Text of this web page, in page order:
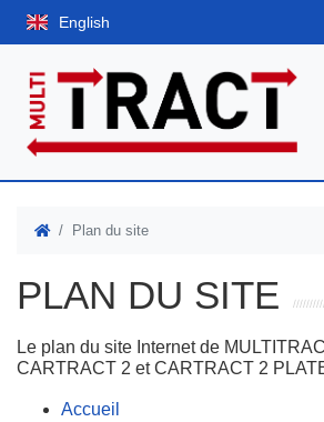
English
Plan du site
PLAN DU SITE
Le plan du site Internet de
CARTRACT 2 et CARTRACT 2
Accueil